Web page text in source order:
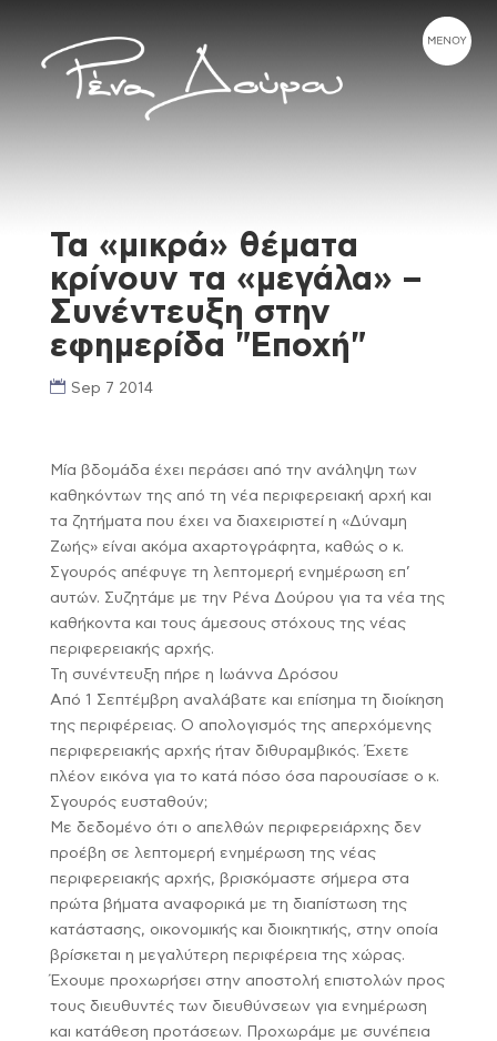
Τα «μικρά» θέματα
κρίνουν τα «μεγάλα» –
Συνέντευξη στην
εφημερίδα "Εποχή"
Sep 7 2014
Μία βδομάδα έχει περάσει από την ανάληψη των
καθηκόντων της από τη νέα περιφερειακή αρχή και
τα ζητήματα που έχει να διαχειριστεί η «Δύναμη
Ζωής» είναι ακόμα αχαρτογράφητα, καθώς ο κ.
Σγουρός απέφυγε τη λεπτομερή ενημέρωση επ’
αυτών. Συζητάμε με την Ρένα Δούρου για τα νέα της
καθήκοντα και τους άμεσους στόχους της νέας
περιφερειακής αρχής.
Τη συνέντευξη πήρε η Ιωάννα Δρόσου
Από 1 Σεπτέμβρη αναλάβατε και επίσημα τη διοίκηση
της περιφέρειας. Ο απολογισμός της απερχόμενης
περιφερειακής αρχής ήταν διθυραμβικός. Έχετε
πλέον εικόνα για το κατά πόσο όσα παρουσίασε ο κ.
Σγουρός ευσταθούν;
Με δεδομένο ότι ο απελθών περιφερειάρχης δεν
προέβη σε λεπτομερή ενημέρωση της νέας
περιφερειακής αρχής, βρισκόμαστε σήμερα στα
πρώτα βήματα αναφορικά με τη διαπίστωση της
κατάστασης, οικονομικής και διοικητικής, στην οποία
βρίσκεται η μεγαλύτερη περιφέρεια της χώρας.
Έχουμε προχωρήσει στην αποστολή επιστολών προς
τους διευθυντές των διευθύνσεων για ενημέρωση
και κατάθεση προτάσεων. Προχωράμε με συνέπεια